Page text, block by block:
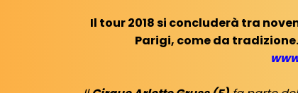
Il tour 2018 si concluderà tra
Parigi, come da